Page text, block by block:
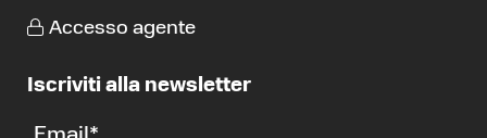
Accesso agente
Iscriviti alla newsletter